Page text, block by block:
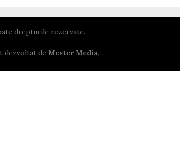
drepturile rezervate.
dezvoltat de Mester Media.